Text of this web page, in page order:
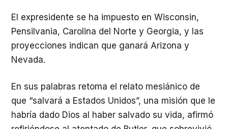
El expresidente se ha impuesto en Wisconsin,
Pensilvania, Carolina del Norte y Georgia, y las
proyecciones indican que ganará Arizona y
Nevada.
En sus palabras retoma el relato mesiánico de
que “salvará a Estados Unidos”, una misión que le
habría dado Dios al haber salvado su vida, afirmó